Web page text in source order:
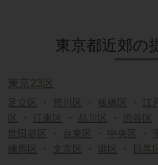
東京都近郊の
東京23区
足立区 ・ 荒川区 ・板橋区 ・ 江
区
・ 江東区 ・ 品川区 ・ 渋谷区
世田谷区
・ 台東区 ・ 中央区 ・
練馬区
・ 文京区 ・ 港区 ・ 目黒